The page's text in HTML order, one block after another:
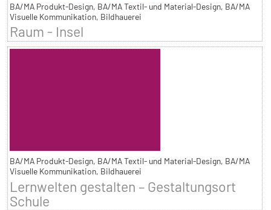
BA/MA Produkt-Design, BA/MA Textil- und Material-Design, BA/MA
Visuelle Kommunikation, Bildhauerei
Raum - Insel
BA/MA Produkt-Design, BA/MA Textil- und Material-Design, BA/MA
Visuelle Kommunikation, Bildhauerei
Lernwelten gestalten – Gestaltungsort
Schule